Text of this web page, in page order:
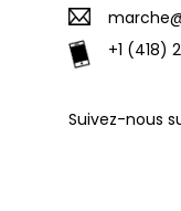
+1 (418)
Suivez-nous